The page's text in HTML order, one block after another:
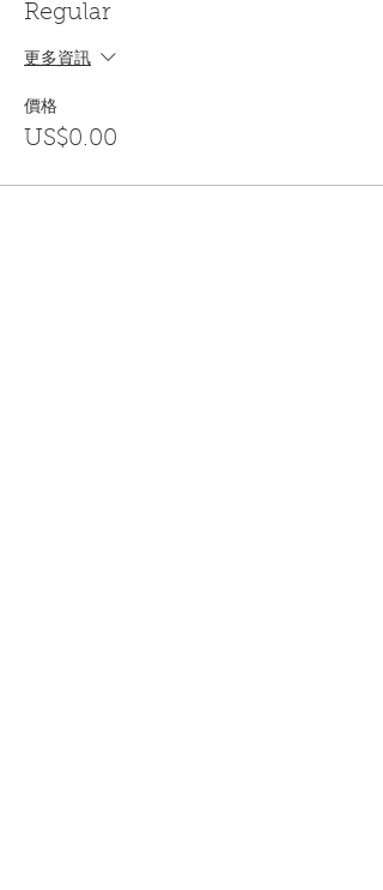
Regular
更多資訊
價格
US$0.00